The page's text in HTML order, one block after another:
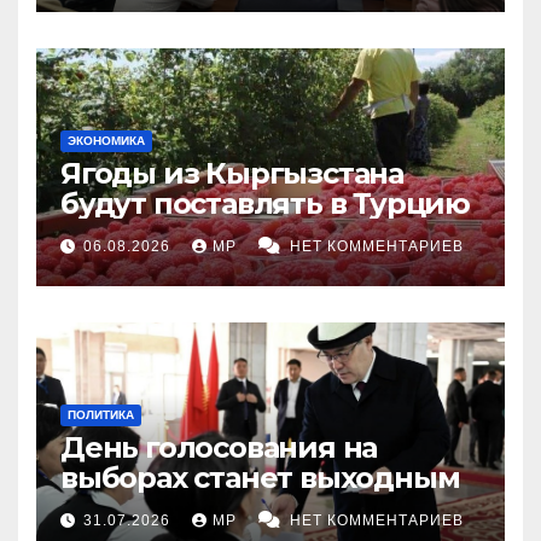
ЭКОНОМИКА
Ягоды из Кыргызстана
будут поставлять в Турцию
06.08.2026 MP НЕТ КОММЕНТАРИЕВ
ПОЛИТИКА
День голосования на
выборах станет выходным
31.07.2026 MP НЕТ КОММЕНТАРИЕВ